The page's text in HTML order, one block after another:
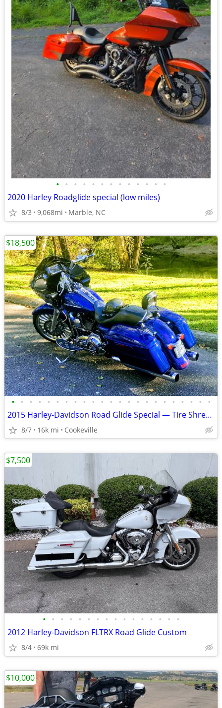
• • • • • • • • • • • • •
2020 Harley Roadglide special (low miles)
8/3 9,068mi Marble, NC
• • • • • • • • • • • • • • • • • • • • • • •
2015 Harley-Davidson Road Glide Special — Tire Shredder 110 / Audio
8/7 16k mi Cookeville
$18,500
• • • • • • • • • • • • • • • •
2012 Harley-Davidson FLTRX Road Glide Custom
8/4 69k mi
$7,500
$10,000